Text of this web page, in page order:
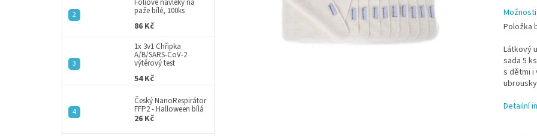
paže bílé, 100ks
86 Kč
1x 3v1 Chřipka
A/B/SARS-CoV-2
výtěrový test
54 Kč
Český NanoRespirátor
FFP2 - Halloween bílá
26 Kč
Položka
Látkový
sada 5
s dětmi i
Detailní